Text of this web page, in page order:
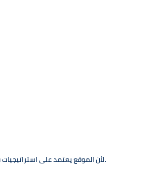
لأن الموقع يعتمد على استراتيجيات فعالة لزيادة المتابعين بشكل طبيعي وآمن دون التأثير على حسابك.